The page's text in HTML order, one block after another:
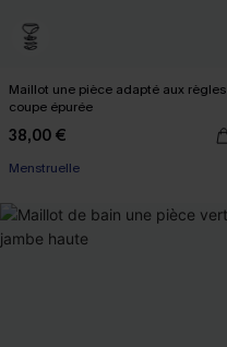
Maillot une pièce adapté aux règles
coupe épurée
38,00 €
Menstruelle